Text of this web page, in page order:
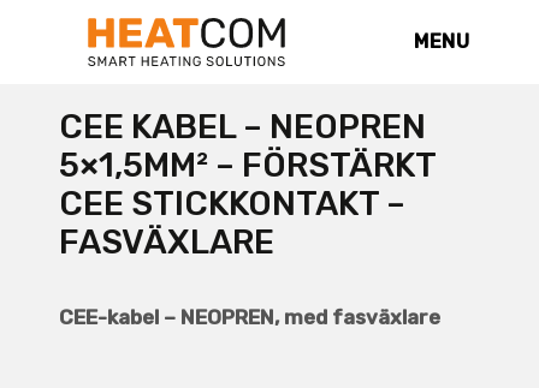
MENU
CEE KABEL – NEOPREN
5×1,5MM² – FÖRSTÄRKT
CEE STICKKONTAKT –
FASVÄXLARE
CEE-kabel – NEOPREN, med fasväxlare